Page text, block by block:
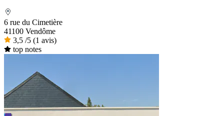
6 rue du Cimetière
41100 Vendôme
3,5 /5 (1 avis)
top notes